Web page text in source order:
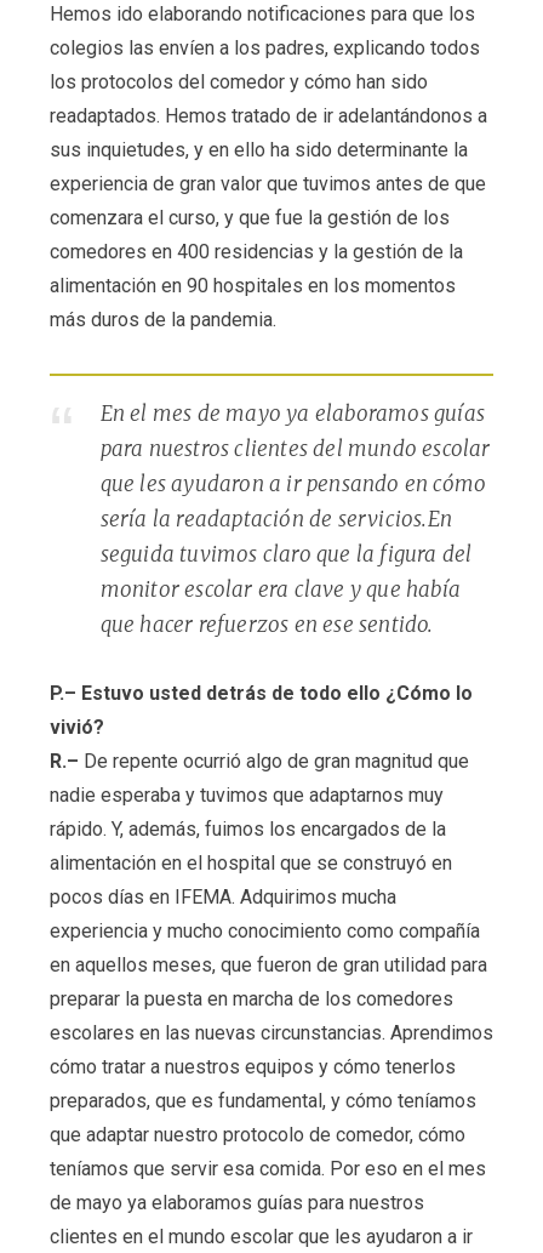
Hemos ido elaborando notificaciones para que los
colegios las envíen a los padres, explicando todos
los protocolos del comedor y cómo han sido
readaptados. Hemos tratado de ir adelantándonos a
sus inquietudes, y en ello ha sido determinante la
experiencia de gran valor que tuvimos antes de que
comenzara el curso, y que fue la gestión de los
comedores en 400 residencias y la gestión de la
alimentación en 90 hospitales en los momentos
más duros de la pandemia.
En el mes de mayo ya elaboramos guías
para nuestros clientes del mundo escolar
que les ayudaron a ir pensando en cómo
sería la readaptación de servicios.En
seguida tuvimos claro que la figura del
monitor escolar era clave y que había
que hacer refuerzos en ese sentido.
P.– Estuvo usted detrás de todo ello ¿Cómo lo
vivió?
R.– De repente ocurrió algo de gran magnitud que
nadie esperaba y tuvimos que adaptarnos muy
rápido. Y, además, fuimos los encargados de la
alimentación en el hospital que se construyó en
pocos días en IFEMA. Adquirimos mucha
experiencia y mucho conocimiento como compañía
en aquellos meses, que fueron de gran utilidad para
preparar la puesta en marcha de los comedores
escolares en las nuevas circunstancias. Aprendimos
cómo tratar a nuestros equipos y cómo tenerlos
preparados, que es fundamental, y cómo teníamos
que adaptar nuestro protocolo de comedor, cómo
teníamos que servir esa comida. Por eso en el mes
de mayo ya elaboramos guías para nuestros
clientes en el mundo escolar que les ayudaron a ir